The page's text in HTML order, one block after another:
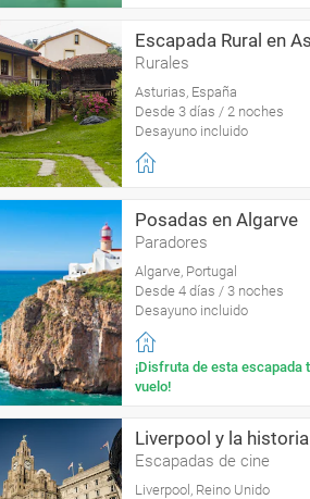
Escapada Rural en
Rurales
Asturias, España
Desde 3 días / 2 noches
Desayuno incluido
Posadas en Algarve
Paradores
Algarve, Portugal
Desde 4 días / 3 noches
Desayuno incluido
¡Disfruta de esta escapada
vuelo!
Liverpool y la
Escapadas de cine
Liverpool, Reino Unido